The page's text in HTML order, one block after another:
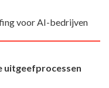
voor AI-bedrijven
uitgeefprocessen